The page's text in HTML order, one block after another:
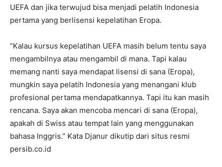
UEFA dan jika terwujud bisa menjadi pelatih Indonesia
pertama yang berlisensi kepelatihan Eropa.
“Kalau kursus kepelatihan UEFA masih belum tentu saya
mengambilnya atau mengambil di mana. Tapi kalau
memang nanti saya mendapat lisensi di sana (Eropa),
mungkin saya pelatih Indonesia yang menangani klub
profesional pertama mendapatkannya. Tapi itu kan masih
rencana. Saya akan mencoba mencari di sana (Eropa),
apakah di Swiss atau tempat lain yang menggunakan
bahasa Inggris.” Kata Djanur dikutip dari situs resmi
persib.co.id